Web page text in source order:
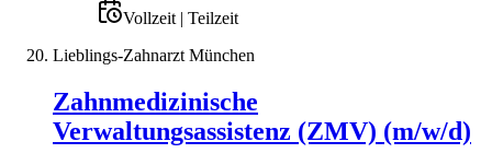
Vollzeit | Teilzeit
Lieblings-Zahnarzt München
Zahnmedizinische
Verwaltungsassistenz (ZMV) (m/w/d)